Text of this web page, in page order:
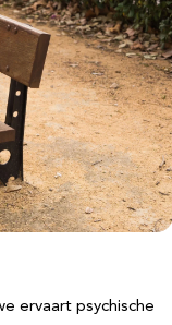
ervaart psychische